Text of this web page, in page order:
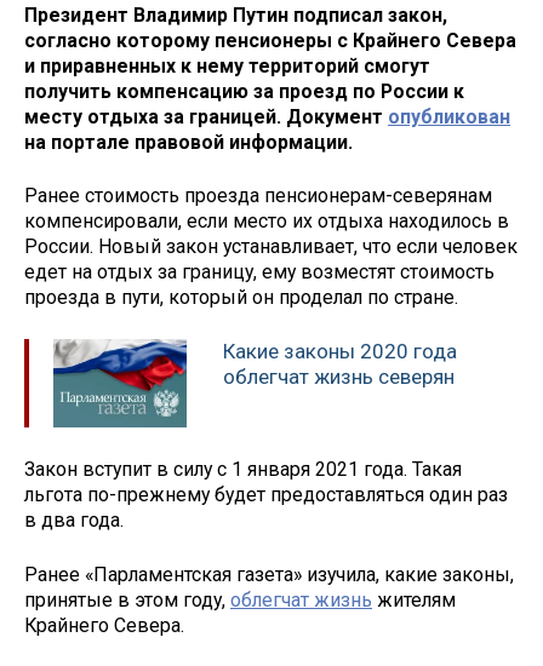
Президент Владимир Путин подписал закон,
согласно которому пенсионеры с Крайнего Севера
и приравненных к нему территорий смогут
получить компенсацию за проезд по России к
месту отдыха за границей. Документ опубликован
на портале правовой информации.
Ранее стоимость проезда пенсионерам-северянам
компенсировали, если место их отдыха находилось в
России. Новый закон устанавливает, что если человек
едет на отдых за границу, ему возместят стоимость
проезда в пути, который он проделал по стране.
Какие законы 2020 года
облегчат жизнь северян
Закон вступит в силу с 1 января 2021 года. Такая
льгота по-прежнему будет предоставляться один раз
в два года.
Ранее «Парламентская газета» изучила, какие законы,
принятые в этом году, облегчат жизнь жителям
Крайнего Севера.